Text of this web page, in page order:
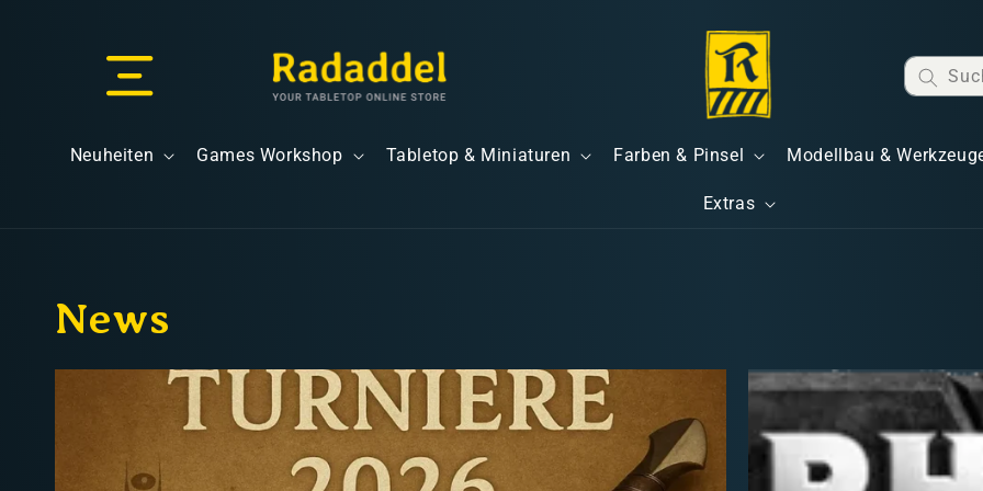
Neuheiten Games Workshop Tabletop & Miniaturen Farben & Pinsel Modellbau &
Extras
News
Versandkosten
Kostenloser Versand